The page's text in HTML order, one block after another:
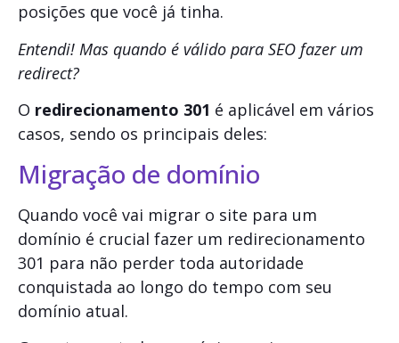
posições que você já tinha.
Entendi! Mas quando é válido para SEO fazer um
redirect?
O redirecionamento 301 é aplicável em vários
casos, sendo os principais deles:
Migração de domínio
Quando você vai migrar o site para um
domínio é crucial fazer um redirecionamento
301 para não perder toda autoridade
conquistada ao longo do tempo com seu
domínio atual.